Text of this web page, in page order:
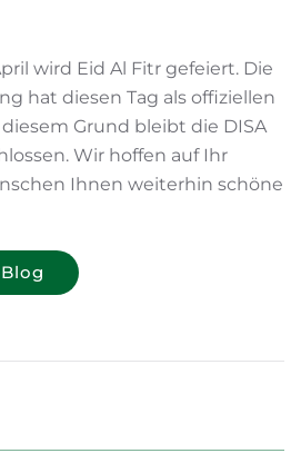
wird Eid Al Fitr gefeiert. Die
hat diesen Tag als offiziellen
Grund bleibt die DISA
Wir hoffen auf Ihr
Ihnen weiterhin schöne